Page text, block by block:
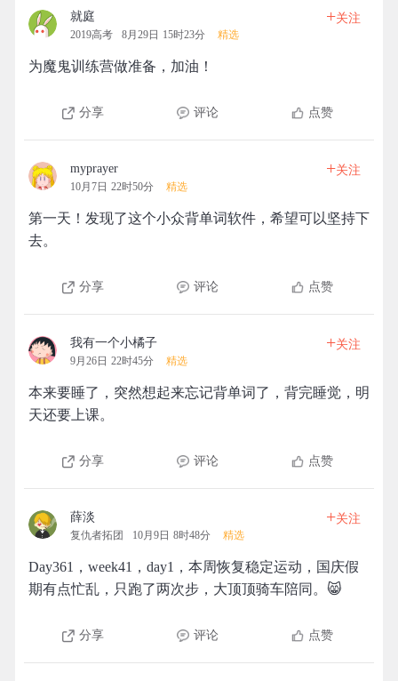
就庭
2019高考 8月29日 15时23分 精选
+关注
为魔鬼训练营做准备，加油！
分享 评论 点赞
myprayer
10月7日 22时50分 精选
+关注
第一天！发现了这个小众背单词软件，希望可以坚持下
去。
分享 评论 点赞
我有一个小橘子
9月26日 22时45分 精选
+关注
本来要睡了，突然想起来忘记背单词了，背完睡觉，明
天还要上课。
分享 评论 点赞
薛淡
复仇者拓团 10月9日 8时48分 精选
+关注
Day361，week41，day1，本周恢复稳定运动，国庆假
期有点忙乱，只跑了两次步，大顶顶骑车陪同。😸
分享 评论 点赞